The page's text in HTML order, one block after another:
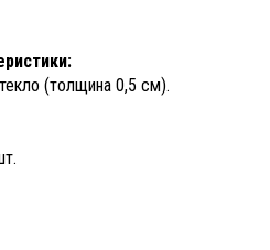
(толщина 0,5 см).